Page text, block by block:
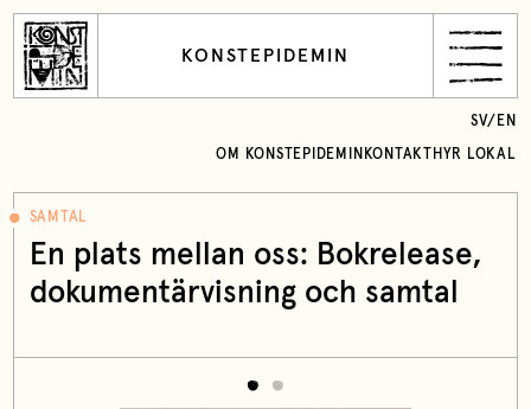
KONSTEPIDEMIN
OM KONSTEPIDEMIN KONTAKT HYR LOKAL
SV/ EN
SAMTAL
En plats mellan oss: Bokrelease,
dokumentärvisning och samtal